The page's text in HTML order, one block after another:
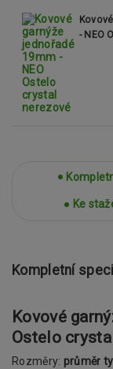
- NEO
Ke
Kompletní
Kovové
Ostelo
Rozměry: průměr